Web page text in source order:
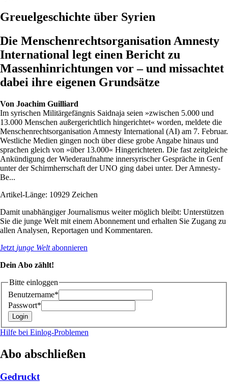
Greuelgeschichte über Syrien
Die Menschenrechtsorganisation Amnesty
International legt einen Bericht zu
Massenhinrichtungen vor – und missachtet
dabei ihre eigenen Grundsätze
Von Joachim Guilliard
Im syrischen Militärgefängnis Saidnaja seien »zwischen 5.000 und
13.000 Menschen außergerichtlich hingerichtet« worden, meldete die
Menschenrechtsorganisation Amnesty International (AI) am 7. Februar.
Westliche Medien gingen noch über diese grobe Angabe hinaus und
sprachen gleich von »über 13.000« Hingerichteten. Die fast zeitgleiche
Ankündigung der Wiederaufnahme innersyrischer Gespräche in Genf
unter der Schirmherrschaft der UNO ging dabei unter. Der Amnesty-
Be...
Artikel-Länge: 10929 Zeichen
Damit unabhängiger Journalismus weiter möglich bleibt: Unterstützen
Sie die junge Welt mit einem Abonnement und erhalten Sie Zugang zu
allen Analysen, Reportagen und Kommentaren.
Jetzt junge Weltabonnieren
Dein Abo zählt!
Bitte einloggen
Benutzername*
Passwort*
Hilfe bei Einlog-Problemen
Abo abschließen
Gedruckt